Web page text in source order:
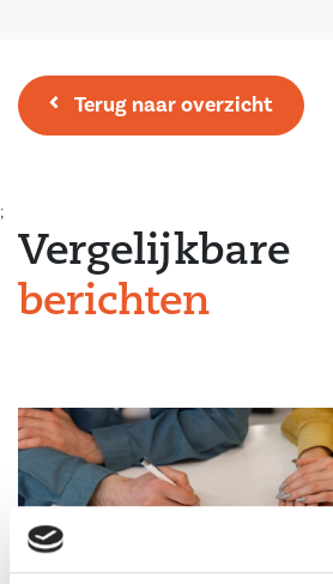
Terug naar overzicht
;
Vergelijkbare
berichten